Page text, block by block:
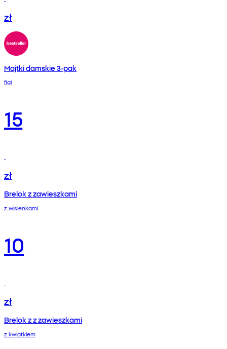
zł
Majtki damskie 3-pak
figi
15
zł
Brelok z zawieszkami
z wisienkami
10
zł
Brelok z z zawieszkami
z kwiatkiem